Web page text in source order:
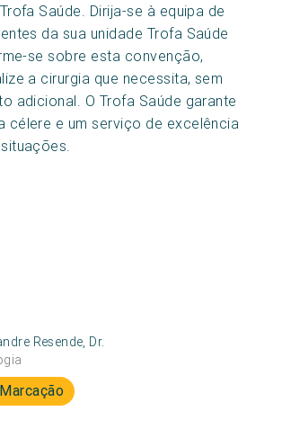
Saúde. Dirija-se à equipa de
da sua unidade Trofa Saúde
se sobre esta convenção,
a cirurgia que necessita, sem
adicional. O Trofa Saúde garante
célere e um serviço de excelência
Resende, Dr.
Marcação